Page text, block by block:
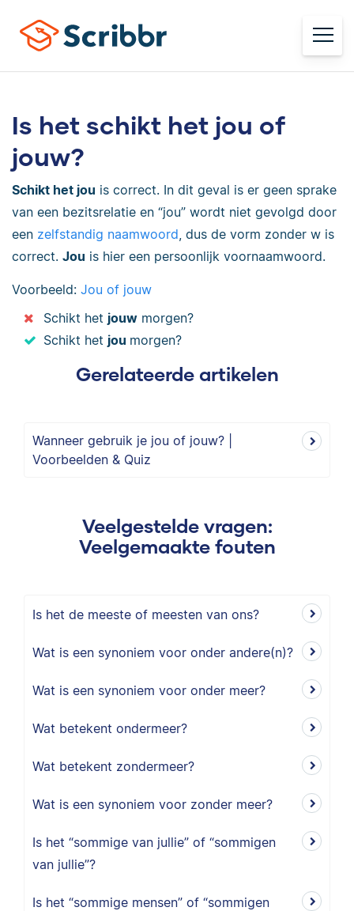
Is het schikt het jou of
jouw?
Schikt het jou is correct. In dit geval is er geen sprake
van een bezitsrelatie en “jou” wordt niet gevolgd door
een zelfstandig naamwoord, dus de vorm zonder w is
correct. Jou is hier een persoonlijk voornaamwoord.
Voorbeeld: Jou of jouw
Schikt het jouw morgen?
Schikt het jou morgen?
Gerelateerde artikelen
Wanneer gebruik je jou of jouw? |
Voorbeelden & Quiz
Veelgestelde vragen:
Veelgemaakte fouten
Is het de meeste of meesten van ons?
Wat is een synoniem voor onder andere(n)?
Wat is een synoniem voor onder meer?
Wat betekent ondermeer?
Wat betekent zondermeer?
Wat is een synoniem voor zonder meer?
Is het “sommige van jullie” of “sommigen
van jullie”?
Is het “sommige mensen” of “sommigen